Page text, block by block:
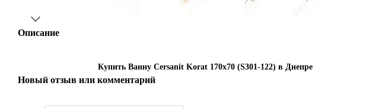
Описание
Купить Ванну Cersanit Korat 170x70 (S301-122) в Днепре
Новый отзыв или комментарий